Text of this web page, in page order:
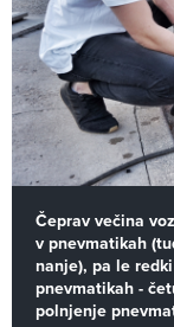
Čeprav večina
v pnevmatikah
nanje), pa le
pnevmatikah -
polnjenje